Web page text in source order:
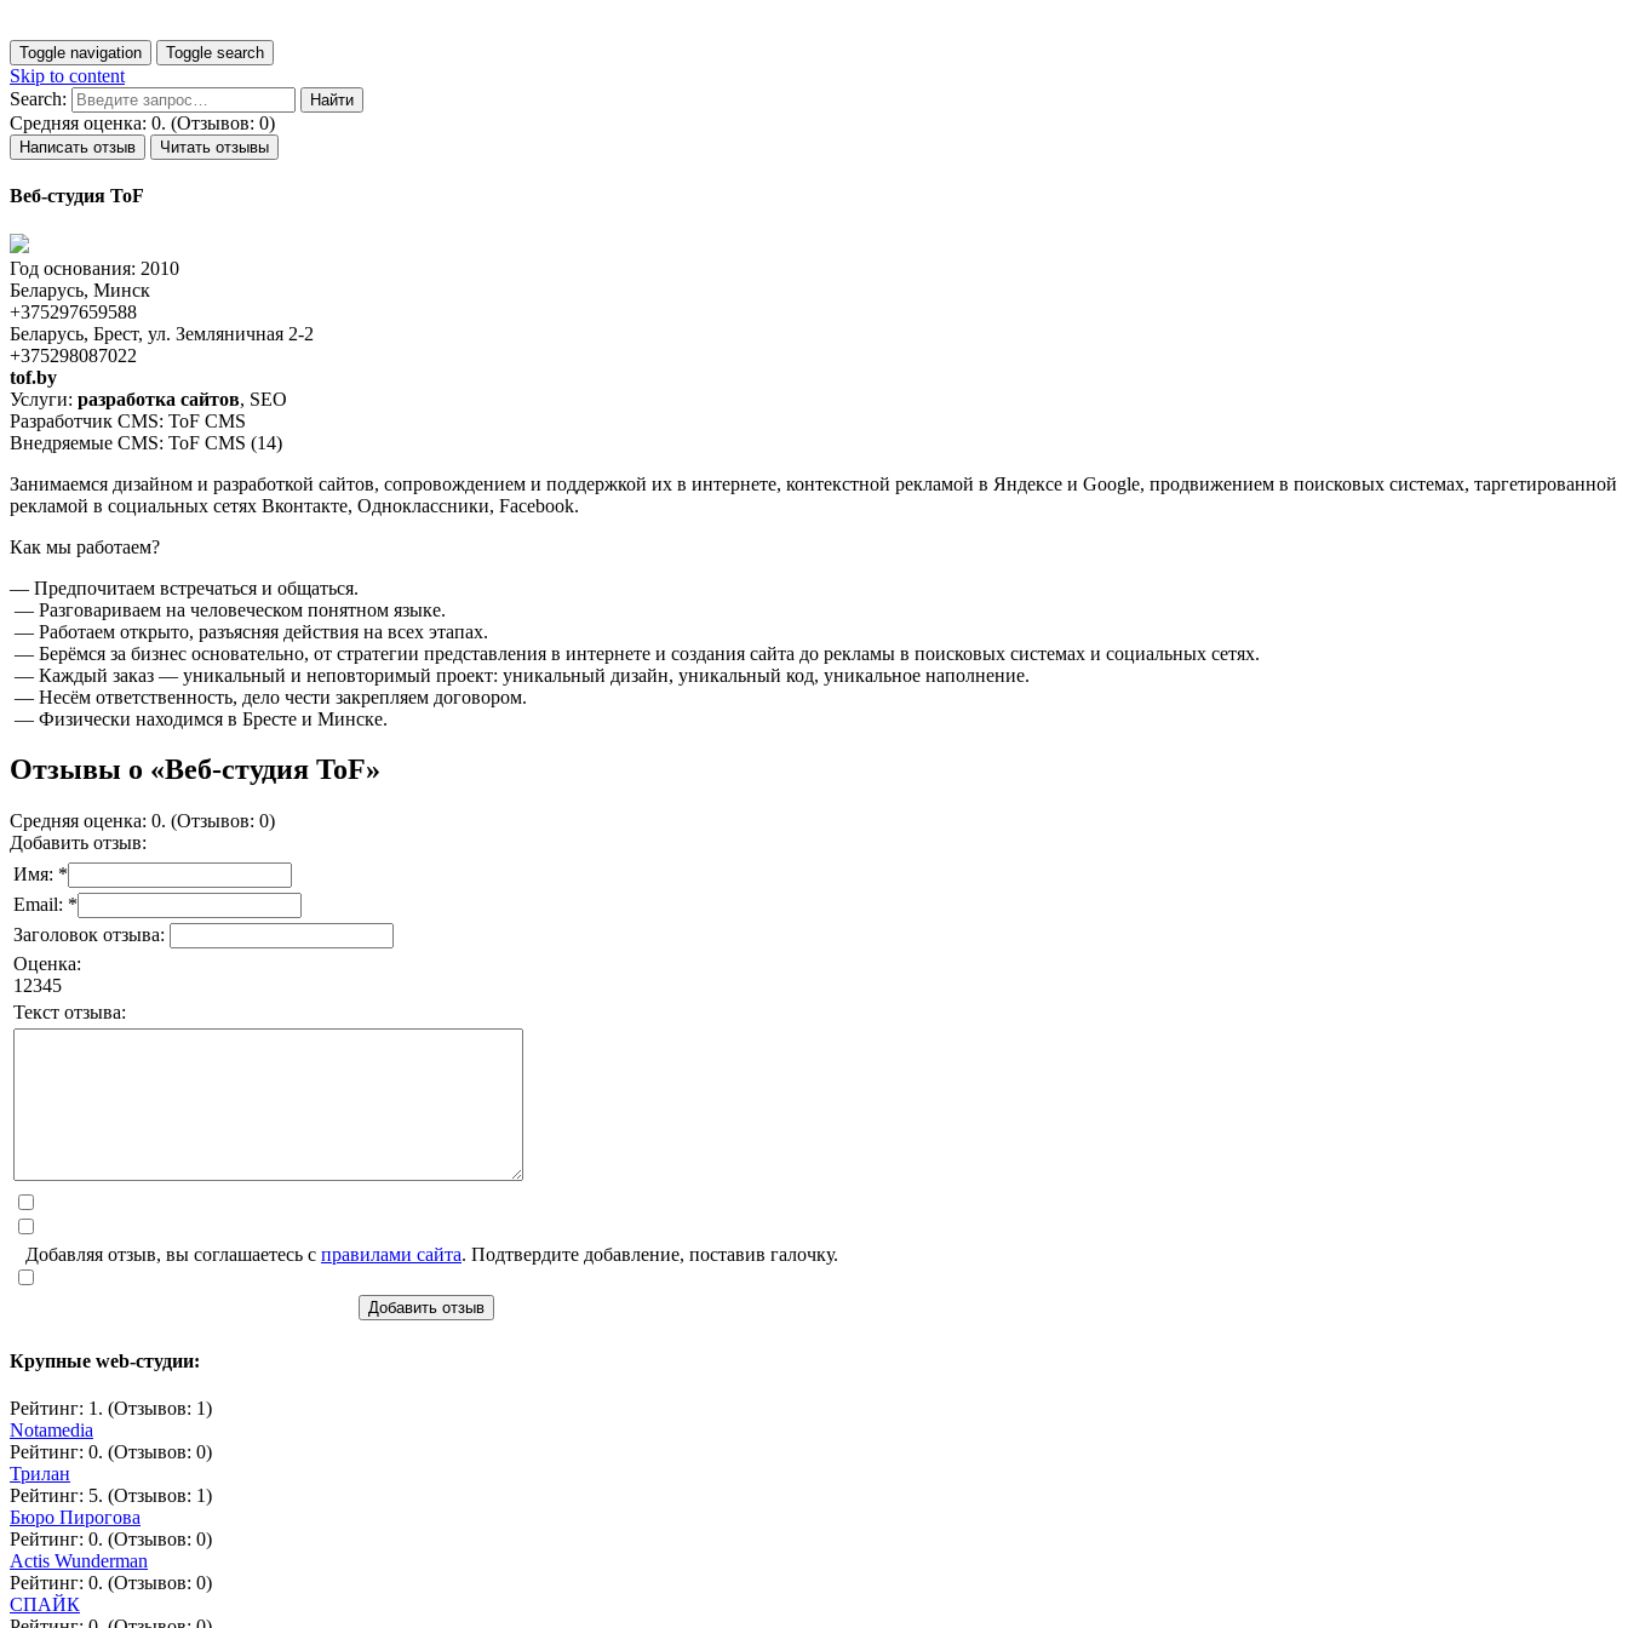
Toggle navigation Toggle search
Skip to content
Search:
Средняя оценка: 0. (Отзывов: 0)
Написать отзыв Читать отзывы
Веб-студия ToF
Год основания: 2010
Беларусь, Минск
+375297659588
Беларусь, Брест, ул. Земляничная 2-2
+375298087022
tof.by
Услуги: разработка сайтов, SEO
Разработчик CMS: ToF CMS
Внедряемые CMS: ToF CMS (14)
Занимаемся дизайном и разработкой сайтов, сопровождением и поддержкой их в интернете, контекстной рекламой в Яндексе и Google, продвижением в поисковых системах, таргетированной
рекламой в социальных сетях Вконтакте, Одноклассники, Facebook.
Как мы работаем?
— Предпочитаем встречаться и общаться.
— Разговариваем на человеческом понятном языке.
— Работаем открыто, разъясняя действия на всех этапах.
— Берёмся за бизнес основательно, от стратегии представления в интернете и создания сайта до рекламы в поисковых системах и социальных сетях.
— Каждый заказ — уникальный и неповторимый проект: уникальный дизайн, уникальный код, уникальное наполнение.
— Несём ответственность, дело чести закрепляем договором.
— Физически находимся в Бресте и Минске.
Отзывы о «Веб-студия ToF»
Средняя оценка: 0. (Отзывов: 0)
Добавить отзыв:
Имя: *
Email: *
Заголовок отзыва:
Оценка:
1 2345
Текст отзыва:
Добавляя отзыв, вы соглашаетесь с правилами сайта. Подтвердите добавление, поставив галочку.
Добавить отзыв
Крупные web-студии:
Рейтинг: 1. (Отзывов: 1)
Notamedia
Рейтинг: 0. (Отзывов: 0)
Трилан
Рейтинг: 5. (Отзывов: 1)
Бюро Пирогова
Рейтинг: 0. (Отзывов: 0)
Actis Wunderman
Рейтинг: 0. (Отзывов: 0)
СПАЙК